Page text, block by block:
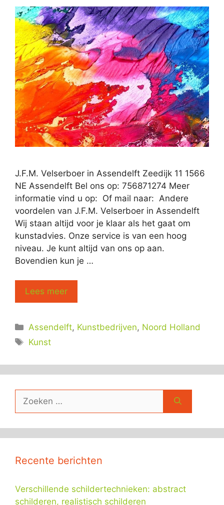
J.F.M. Velserboer in Assendelft Zeedijk 11 1566
NE Assendelft Bel ons op: 756871274 Meer
informatie vind u op: Of mail naar: Andere
voordelen van J.F.M. Velserboer in Assendelft
Wij staan altijd voor je klaar als het gaat om
kunstadvies. Onze service is van een hoog
niveau. Je kunt altijd van ons op aan.
Bovendien kun je …
Lees meer
Categorieën
Assendelft, Kunstbedrijven, Noord Holland
Tags
Kunst
naar:
Recente berichten
Verschillende schildertechnieken: abstract
schilderen, realistisch schilderen